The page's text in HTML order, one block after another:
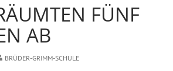
FÜNF
AB
BRÜDER-GRIMM-SCHULE